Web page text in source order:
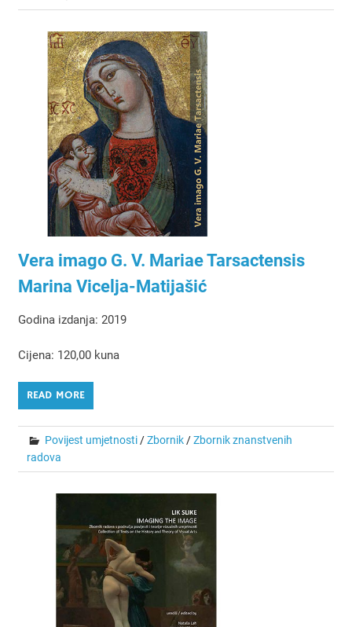
Vera imago G. V. Mariae Tarsactensis
Marina Vicelja-Matijašić
Godina izdanja: 2019
Cijena: 120,00 kuna
READ MORE
Povijest umjetnosti/Zbornik/Zbornik znanstvenih
radova